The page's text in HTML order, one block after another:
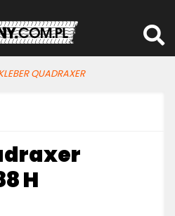
QUADRAXER
H